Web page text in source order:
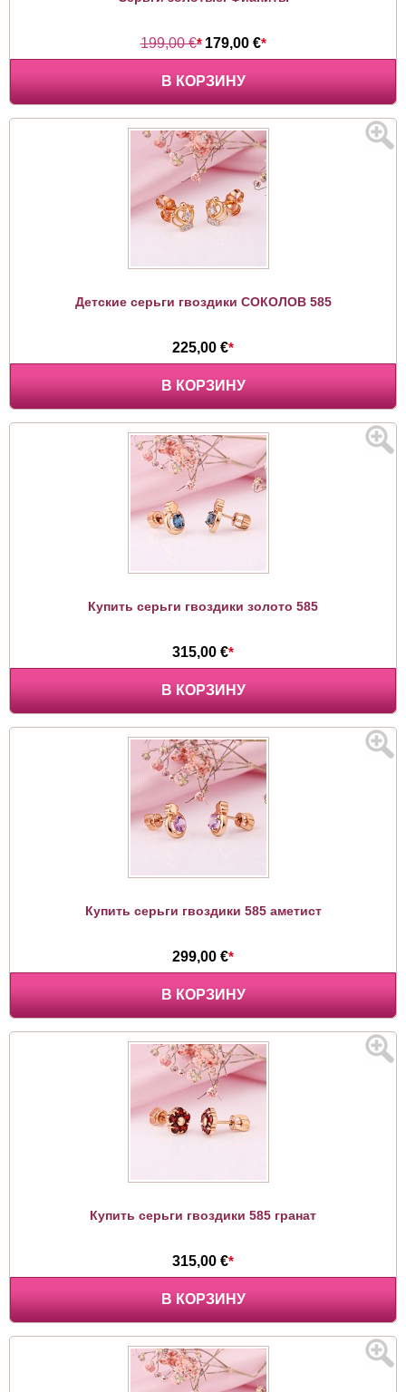
199,00 €* 179,00 €*
В КОРЗИНУ
Детские серьги гвоздики СОКОЛОВ 585
225,00 €*
В КОРЗИНУ
Купить серьги гвоздики золото 585
315,00 €*
В КОРЗИНУ
Купить серьги гвоздики 585 аметист
299,00 €*
В КОРЗИНУ
Купить серьги гвоздики 585 гранат
315,00 €*
В КОРЗИНУ